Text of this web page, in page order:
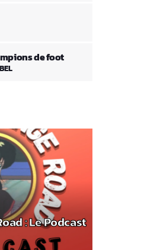
de foot
: Le Podcast